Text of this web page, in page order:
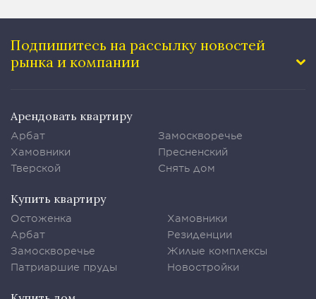
Подпишитесь на рассылку новостей
рынка и компании
Арендовать квартиру
Арбат
Хамовники
Тверской
Замоскворечье
Пресненский
Снять дом
Купить квартиру
Остоженка
Арбат
Замоскворечье
Патриаршие пруды
Хамовники
Резиденции
Жилые комплексы
Новостройки